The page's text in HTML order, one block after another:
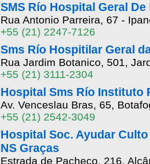
SMS Río Hospital Geral De
Rua Antonio Parreira, 67 -
+55 (21) 2247-7126
Sms Río Hospitilar Geral
Rua Jardim Botanico, 501,
+55 (21) 3111-2304
Hospital Sms Río Instituto
Av. Venceslau Bras, 65,
+55 (21) 2542-3049
Hospital Soc. Ayudar
NS Graças
Estrada de Pacheco, 216,